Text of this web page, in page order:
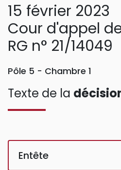
15 février 2023
Cour d'appel
RG n° 21/14049
Pôle 5 - Chambre 1
Texte de la
Entête